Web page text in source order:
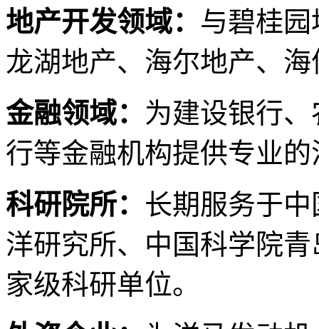
地产开发领域： 与碧桂
龙湖地产、海尔地产、
金融领域： 为建设银行
行等金融机构提供专业
科研院所： 长期服务于
洋研究所、中国科学院
家级科研单位。